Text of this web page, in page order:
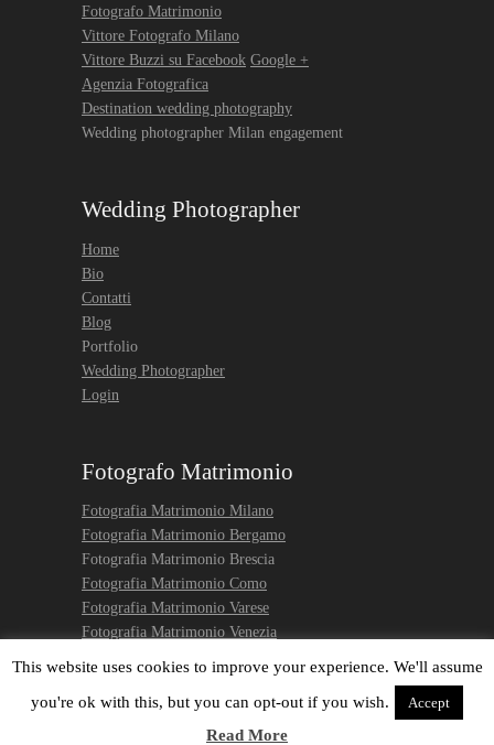
Fotografo Matrimonio
Vittore Fotografo Milano
Vittore Buzzi su Facebook Google +
Agenzia Fotografica
Destination wedding photography
Wedding photographer Milan engagement
Wedding Photographer
Home
Bio
Contatti
Blog
Portfolio
Wedding Photographer
Login
Fotografo Matrimonio
Fotografia Matrimonio Milano
Fotografia Matrimonio Bergamo
Fotografia Matrimonio Brescia
Fotografia Matrimonio Como
Fotografia Matrimonio Varese
Fotografia Matrimonio Venezia
Fotografoby Vittore Buzzi
This website uses cookies to improve your experience. We'll assume
you're ok with this, but you can opt-out if you wish.
Accept
Read More